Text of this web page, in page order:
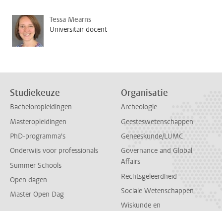
Tessa Mearns
Universitair docent
Studiekeuze
Bacheloropleidingen
Masteropleidingen
PhD-programma's
Onderwijs voor professionals
Summer Schools
Open dagen
Master Open Dag
Organisatie
Archeologie
Geesteswetenschappen
Geneeskunde/LUMC
Governance and Global
Affairs
Rechtsgeleerdheid
Sociale Wetenschappen
Wiskunde en